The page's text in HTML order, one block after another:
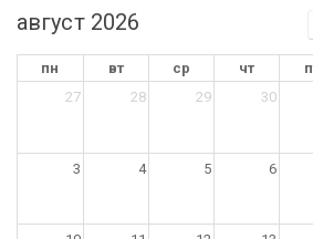
август 2026
пн вт ср чт
27
28 29 30
3 4 5 6